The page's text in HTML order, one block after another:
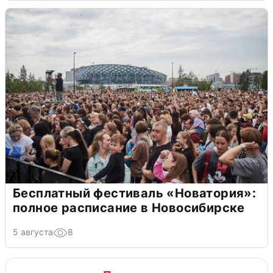
Бесплатный фестиваль «Новатория»:
полное расписание в Новосибирске
5 августа 8